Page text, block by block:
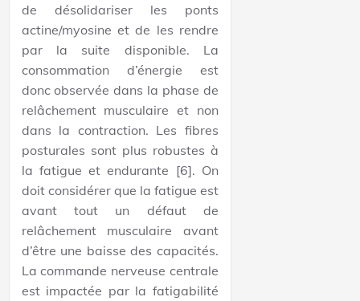
de désolidariser les ponts
actine/myosine et de les rendre
par la suite disponible. La
consommation d’énergie est
donc observée dans la phase de
relâchement musculaire et non
dans la contraction. Les fibres
posturales sont plus robustes à
la fatigue et endurante [6]. On
doit considérer que la fatigue est
avant tout un défaut de
relâchement musculaire avant
d’être une baisse des capacités.
La commande nerveuse centrale
est impactée par la fatigabilité